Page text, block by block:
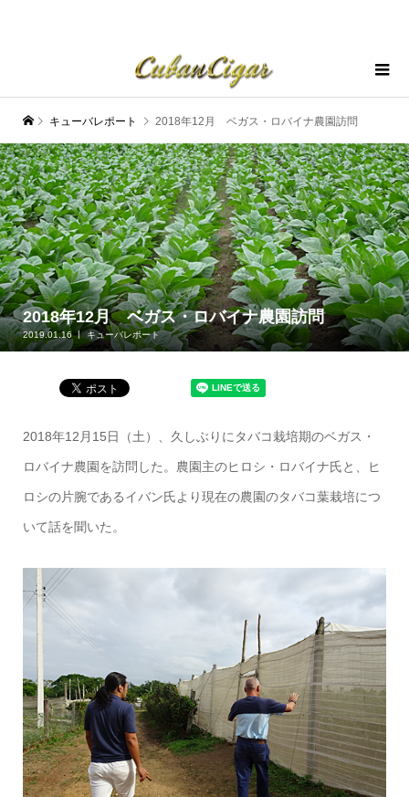
キューバレポート 2018年12月 ベガス・ロバイナ農園訪問
2018年12月 ベガス・ロバイナ農園訪問
2019.01.16 キューバレポート
2018年12月15日（土）、久しぶりにタバコ栽培期のベガス・
ロバイナ農園を訪問した。農園主のヒロシ・ロバイナ氏と、ヒ
ロシの片腕であるイバン氏より現在の農園のタバコ葉栽培につ
いて話を聞いた。